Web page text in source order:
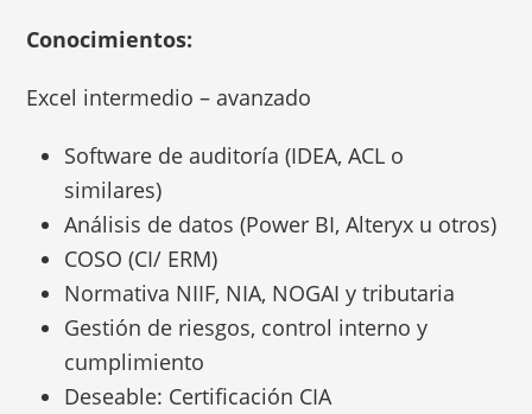
Conocimientos:
Excel intermedio – avanzado
Software de auditoría (IDEA, ACL o
similares)
Análisis de datos (Power BI, Alteryx u otros)
COSO (CI/ ERM)
Normativa NIIF, NIA, NOGAI y tributaria
Gestión de riesgos, control interno y
cumplimiento
Deseable: Certificación CIA